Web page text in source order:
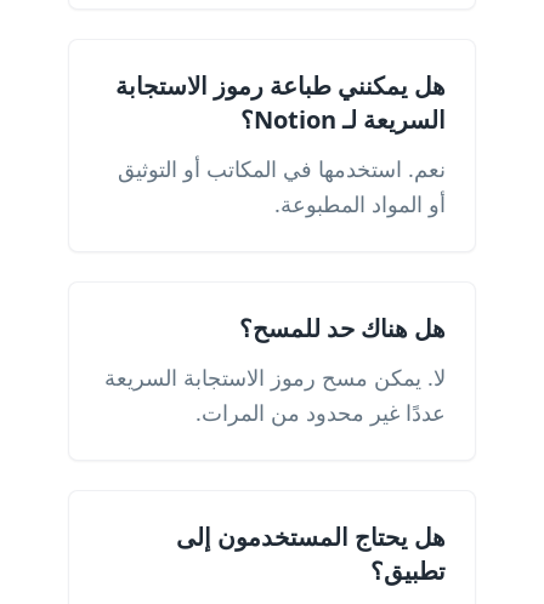
هل يمكنني طباعة رموز الاستجابة
السريعة لـ Notion؟
نعم. استخدمها في المكاتب أو التوثيق
أو المواد المطبوعة.
هل هناك حد للمسح؟
لا. يمكن مسح رموز الاستجابة السريعة
عددًا غير محدود من المرات.
هل يحتاج المستخدمون إلى
تطبيق؟